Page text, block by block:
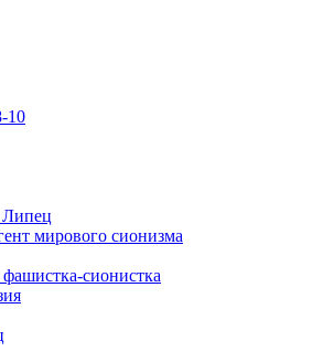
10
мирового сионизма
сионистка